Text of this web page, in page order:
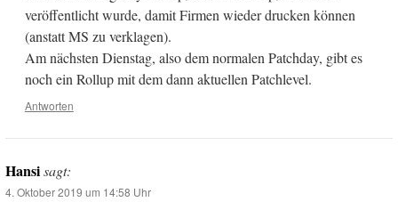
veröffentlicht wurde, damit Firmen wieder drucken können
(anstatt MS zu verklagen).
Am nächsten Dienstag, also dem normalen Patchday, gibt es
noch ein Rollup mit dem dann aktuellen Patchlevel.
Antworten
Hansisagt:
4. Oktober 2019 um 14:58 Uhr